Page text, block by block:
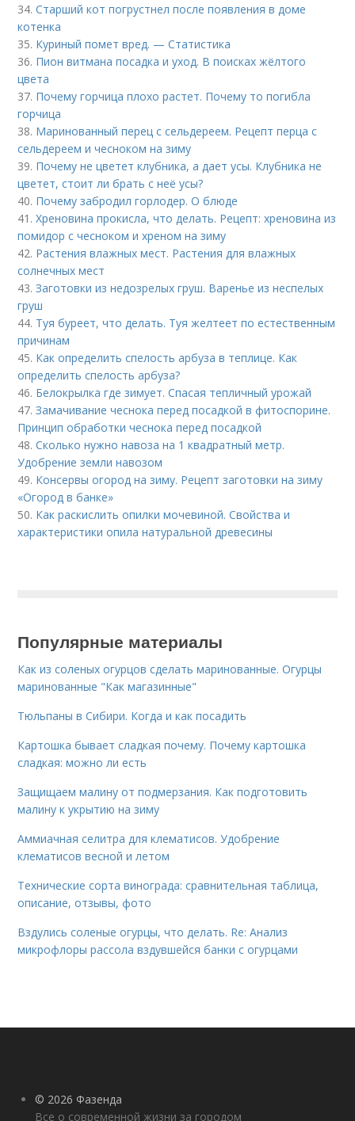
34.Старший кот погрустнел после появления в доме
котенка
35. Куриный помет вред. — Статистика
36. Пион витмана посадка и уход. В поисках жёлтого
цвета
37. Почему горчица плохо растет. Почему то погибла
горчица
38. Маринованный перец с сельдереем. Рецепт перца с
сельдереем и чесноком на зиму
39. Почему не цветет клубника, а дает усы. Клубника не
цветет, стоит ли брать с неё усы?
40. Почему забродил горлодер. О блюде
41.Хреновина прокисла, что делать. Рецепт: хреновина из
помидор с чесноком и хреном на зиму
42. Растения влажных мест. Растения для влажных
солнечных мест
43.Заготовки из недозрелых груш. Варенье из неспелых
груш
44. Туя буреет, что делать. Туя желтеет по естественным
причинам
45. Как определить спелость арбуза в теплице. Как
определить спелость арбуза?
46. Белокрылка где зимует. Спасая тепличный урожай
47.Замачивание чеснока перед посадкой в фитоспорине.
Принцип обработки чеснока перед посадкой
48.Сколько нужно навоза на 1 квадратный метр.
Удобрение земли навозом
49. Консервы огород на зиму. Рецепт заготовки на зиму
«Огород в банке»
50. Как раскислить опилки мочевиной. Свойства и
характеристики опила натуральной древесины
Популярные материалы
Как из соленых огурцов сделать маринованные. Огурцы
маринованные "Как магазинные"
Тюльпаны в Сибири. Когда и как посадить
Картошка бывает сладкая почему. Почему картошка
сладкая: можно ли есть
Защищаем малину от подмерзания. Как подготовить
малину к укрытию на зиму
Аммиачная селитра для клематисов. Удобрение
клематисов весной и летом
Технические сорта винограда: сравнительная таблица,
описание, отзывы, фото
Вздулись соленые огурцы, что делать. Re: Анализ
микрофлоры рассола вздувшейся банки с огурцами
© 2026 Фазенда
Все о современной жизни за городом